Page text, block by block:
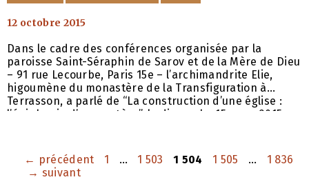
12 octobre 2015
Dans le cadre des conférences organisée par la
paroisse Saint-Séraphin de Sarov et de la Mère de Dieu
– 91 rue Lecourbe, Paris 15e – l’archimandrite Elie,
higoumène du monastère de la Transfiguration à
Terrasson, a parlé de “La construction d’une église :
l’épiphanie d’un mystère”, le dimanche 15 mars 2015.
Simonos-Pétra et il est
← précédent Page
1 … Page
1 503 Page
1 504 Page
1 505 … Page
1 836
→ suivant